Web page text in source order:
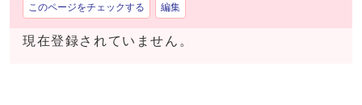
このページをチェックする 編集
現在登録されていません。